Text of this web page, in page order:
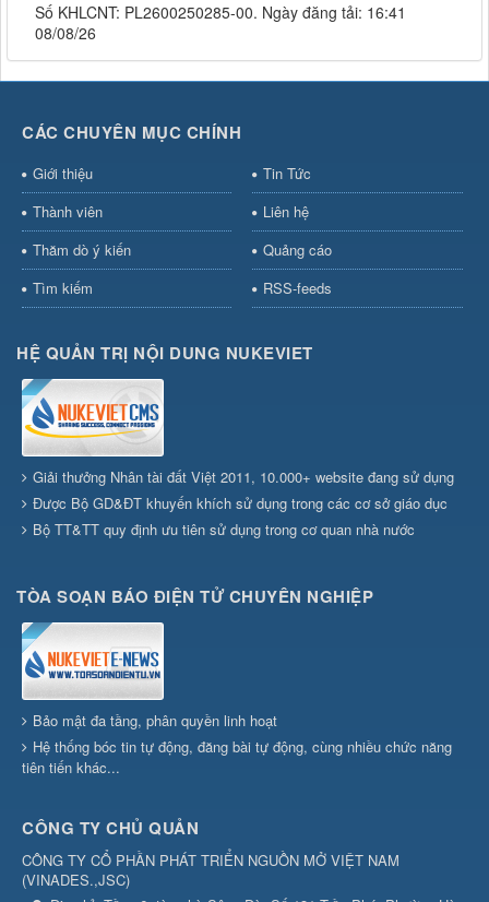
Số KHLCNT: PL2600250285-00. Ngày đăng tải: 16:41
08/08/26
CÁC CHUYÊN MỤC CHÍNH
Giới thiệu
Tin Tức
Thành viên
Liên hệ
Thăm dò ý kiến
Quảng cáo
Tìm kiếm
RSS-feeds
HỆ QUẢN TRỊ NỘI DUNG NUKEVIET
Giải thưởng Nhân tài đất Việt 2011, 10.000+ website đang sử dụng
Được Bộ GD&ĐT khuyến khích sử dụng trong các cơ sở giáo dục
Bộ TT&TT quy định ưu tiên sử dụng trong cơ quan nhà nước
TÒA SOẠN BÁO ĐIỆN TỬ CHUYÊN NGHIỆP
Bảo mật đa tầng, phân quyền linh hoạt
Hệ thống bóc tin tự động, đăng bài tự động, cùng nhiều chức năng
tiên tiến khác...
CÔNG TY CHỦ QUẢN
CÔNG TY CỔ PHẦN PHÁT TRIỂN NGUỒN MỞ VIỆT NAM
(VINADES.,JSC)